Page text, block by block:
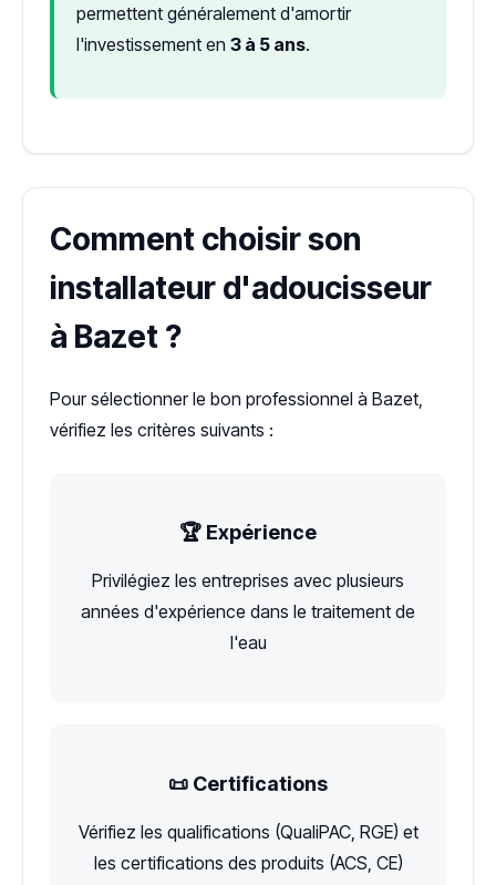
permettent généralement d'amortir
l'investissement en 3 à 5 ans.
Comment choisir son
installateur d'adoucisseur
à Bazet ?
Pour sélectionner le bon professionnel à Bazet,
vérifiez les critères suivants :
🏆 Expérience
Privilégiez les entreprises avec plusieurs
années d'expérience dans le traitement de
l'eau
📜 Certifications
Vérifiez les qualifications (QualiPAC, RGE) et
les certifications des produits (ACS, CE)